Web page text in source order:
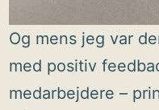
Og mens jeg var
med positiv
medarbejdere –